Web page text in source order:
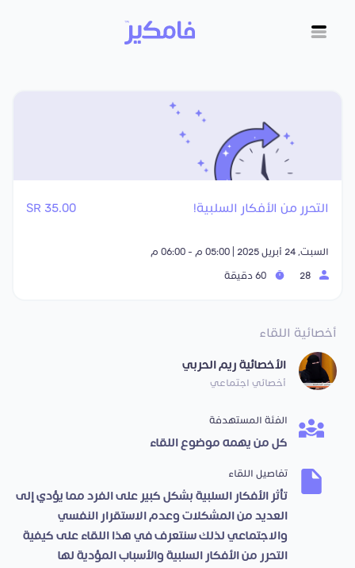
التحرر من الأفكار السلبية! 35.00 SR
السبت, 24 أبريل 2025 | 05:00 م - 06:00 م
أخصائية اللقاء
الأخصائية ريم الحربي
أخصائي اجتماعي
الفئة المستهدفة
كل من يهمه موضوع اللقاء
تفاصيل اللقاء
تأثر الأفكار السلبية بشكل كبير على الفرد مما يؤدي إلى
العديد من المشكلات وعدم الاستقرار النفسي
والاجتماعي لذلك سنتعرف في هذا اللقاء على كيفية
التحرر من الأفكار السلبية والأسباب المؤدية لها